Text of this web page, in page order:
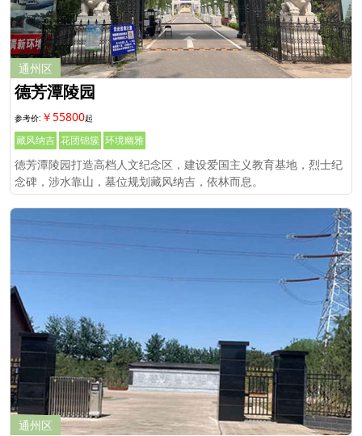
通州区
德芳潭陵园
￥55800
藏风纳吉 花团锦簇 环境幽雅
徳芳潭陵园打造高档人文纪念区，建设爱国主义教育基地，烈士纪
念碑，涉水靠山，墓位规划藏风纳吉，依林而息。
通州区